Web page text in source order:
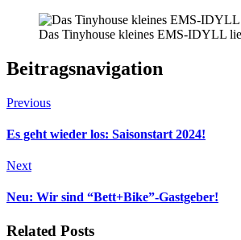
Das Tinyhouse kleines EMS-IDYLL
Beitragsnavigation
Previous
Es geht wieder los: Saisonstart 2024!
Next
Neu: Wir sind “Bett+Bike”-Gastgeber!
Related Posts